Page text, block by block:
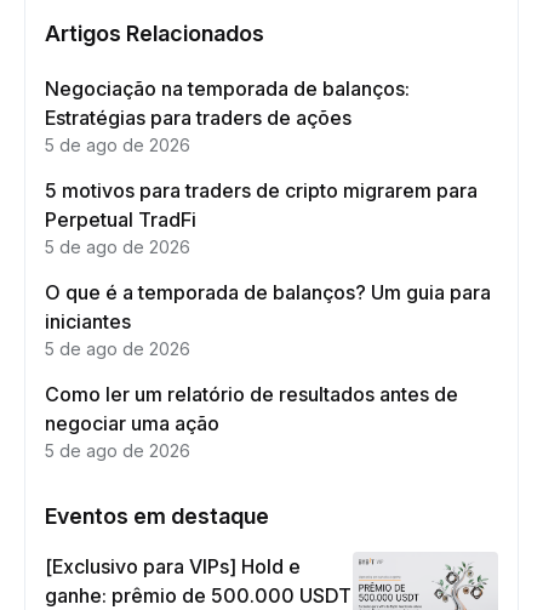
Artigos Relacionados
Negociação na temporada de balanços:
Estratégias para traders de ações
5 de ago de 2026
5 motivos para traders de cripto migrarem para
Perpetual TradFi
5 de ago de 2026
O que é a temporada de balanços? Um guia para
iniciantes
5 de ago de 2026
Como ler um relatório de resultados antes de
negociar uma ação
5 de ago de 2026
Eventos em destaque
[Exclusivo para VIPs] Hold e
ganhe: prêmio de 500.000 USDT